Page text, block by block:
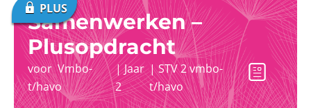
Samenwerken –
Plusopdracht
voorVmbo-
t/havo
|Jaar
2
|STV 2 vmbo-
t/havo